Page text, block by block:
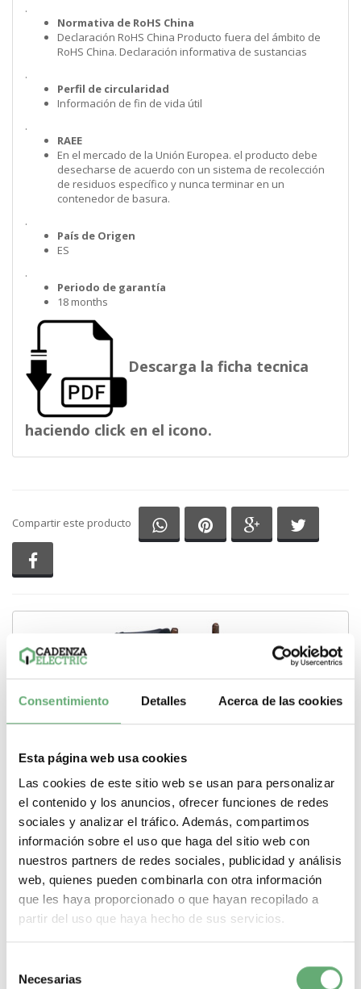
Consentimiento Detalles Acerca de las cookies
Esta página web usa cookies
Las cookies de este sitio web se usan para personalizar
el contenido y los anuncios, ofrecer funciones de redes
sociales y analizar el tráfico. Además, compartimos
información sobre el uso que haga del sitio web con
nuestros partners de redes sociales, publicidad y análisis
web, quienes pueden combinarla con otra información
que les haya proporcionado o que hayan recopilado a
partir del uso que haya hecho de sus servicios.
Necesarias
.
Normativa de RoHS China
Declaración RoHS China Producto fuera del ámbito de
RoHS China. Declaración informativa de sustancias
.
Perfil de circularidad
Información de fin de vida útil
.
RAEE
En el mercado de la Unión Europea. el producto debe
desecharse de acuerdo con un sistema de recolección
de residuos específico y nunca terminar en un
contenedor de basura.
.
País de Origen
ES
.
Periodo de garantía
18 months
Descarga la ficha tecnica
haciendo click en el icono.
Compartir este producto Compartir en Whatsapp
Compartir en Pinterest
Compartir en
Relé de sobrecarga electrónico - 20...38 A - 100...120 V
CA ref. LR97D38F7 Schneider Electric [PLAZO 3-6
SEMANAS]
139,59€ 80,53€
electrónico de sobrecorriente de Schneider...
Reles electrónico
de sobrecorriente
Rango